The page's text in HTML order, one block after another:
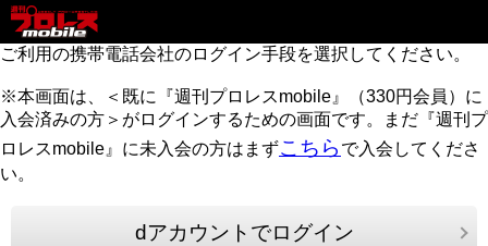
ご利用の携帯電話会社のログイン手段を選択してください。
※本画面は、＜既に『週刊プロレスmobile』（330円会員）に
入会済みの方＞がログインするための画面です。まだ『週刊プ
ロレスmobile』に未入会の方はまずこちら で入会してくださ
い。
dアカウントでログイン